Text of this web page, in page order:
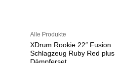
Alle Produkte
XDrum Rookie 22″ Fusion
Schlagzeug Ruby Red plus
Dämpferset